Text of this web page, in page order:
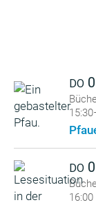
DO
DO